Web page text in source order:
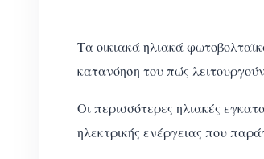
Τα οικιακά ηλιακά
κατανόηση του πώς
Οι περισσότερες ηλιακές
ηλεκτρικής ενέργειας που